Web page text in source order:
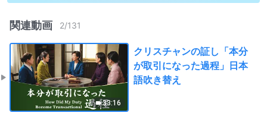
関連動画 2/131
33:16
クリスチャンの証し「本分
が取引になった過程」日本
語吹き替え